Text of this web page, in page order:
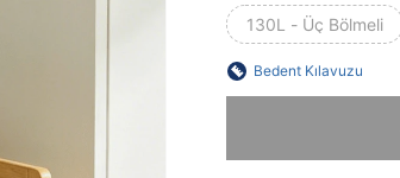
130L - Üç Bölmeli
Bedent Kılavuzu